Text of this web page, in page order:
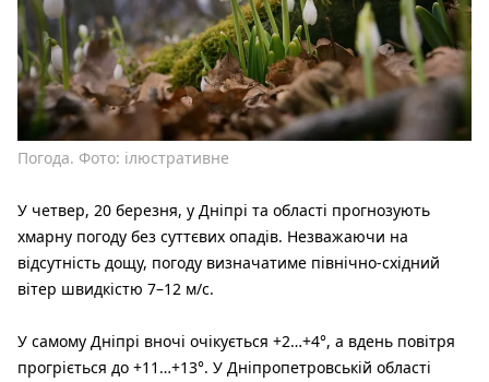
Погода. Фото: ілюстративне
У четвер, 20 березня, у Дніпрі та області прогнозують
хмарну погоду без суттєвих опадів. Незважаючи на
відсутність дощу, погоду визначатиме північно-східний
вітер швидкістю 7–12 м/с.
У самому Дніпрі вночі очікується +2…+4°, а вдень повітря
прогріється до +11…+13°. У Дніпропетровській області